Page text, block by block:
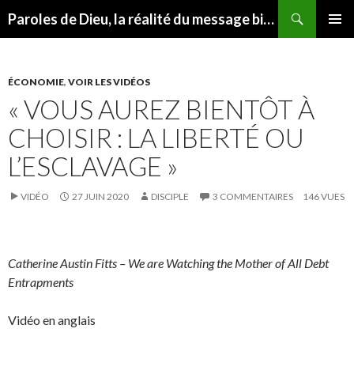
Paroles de Dieu, la réalité du message biblique
ÉCONOMIE, VOIR LES VIDÉOS
« VOUS AUREZ BIENTÔT À
CHOISIR : LA LIBERTÉ OU
L’ESCLAVAGE »
VIDÉO 27 JUIN 2020 DISCIPLE 3 COMMENTAIRES 146 VUES
Catherine Austin Fitts – We are Watching the Mother of All Debt
Entrapments
Vidéo en anglais